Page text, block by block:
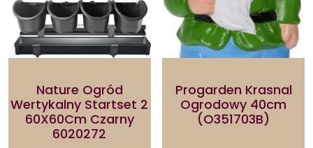
Nature Ogród
Wertykalny Startset 2
60X60Cm Czarny
6020272
Progarden Krasnal
Ogrodowy 40cm
(O351703B)